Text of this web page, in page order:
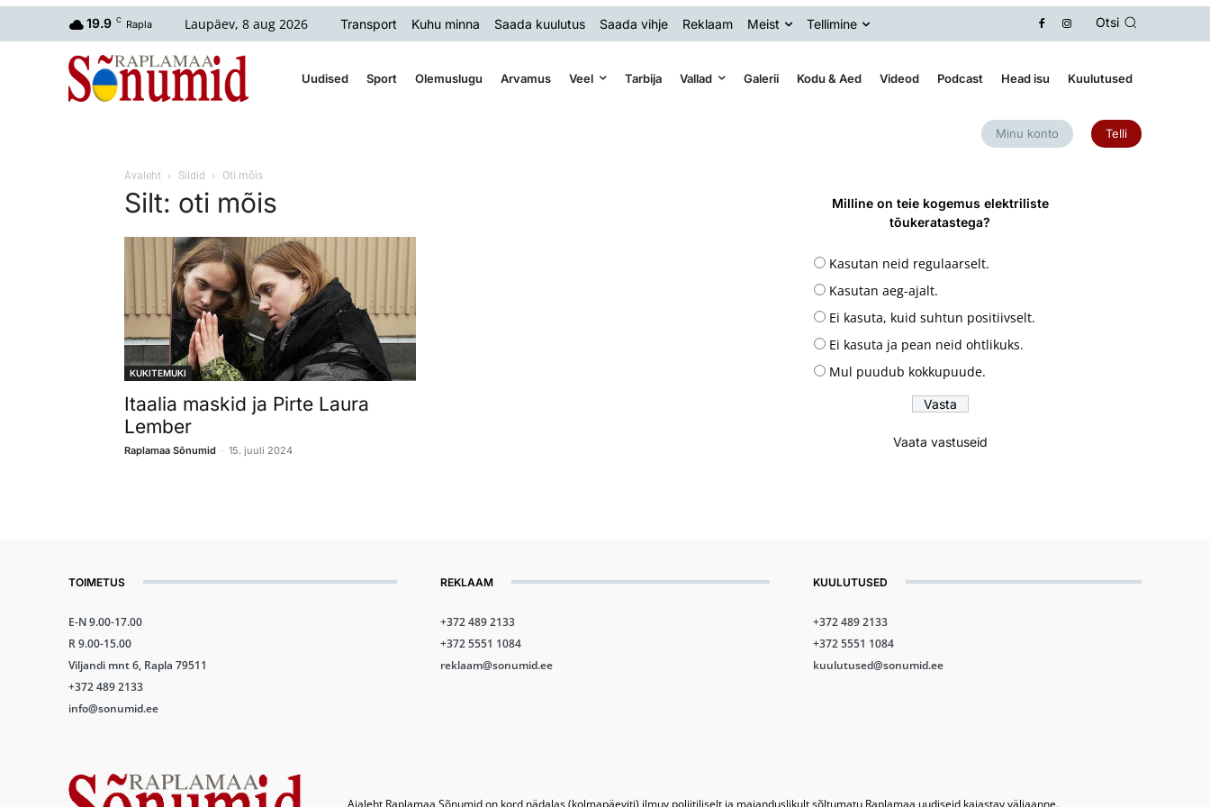
19.9 C Rapla Laupäev, 8 aug 2026 Transport Kuhu minna Saada kuulutus Saada vihje Reklaam Meist Tellimine Otsi
Uudised Sport Olemuslugu Arvamus Veel Tarbija Vallad Galerii Kodu & Aed Videod Podcast Head isu Kuulutused
Minu konto Telli
Avaleht Sildid Oti mõis
Silt: oti mõis
KUKITEMUKI
Itaalia maskid ja Pirte Laura
Lember
Raplamaa Sõnumid - 15. juuli 2024
Milline on teie kogemus elektriliste
tõukeratastega?
Kasutan neid regulaarselt.
Kasutan aeg-ajalt.
Ei kasuta, kuid suhtun positiivselt.
Ei kasuta ja pean neid ohtlikuks.
Mul puudub kokkupuude.
Vaata vastuseid
TOIMETUS
E-N 9.00-17.00
R 9.00-15.00
Viljandi mnt 6, Rapla 79511
+372 489 2133
info@sonumid.ee
REKLAAM
+372 489 2133
+372 5551 1084
reklaam@sonumid.ee
KUULUTUSED
+372 489 2133
+372 5551 1084
kuulutused@sonumid.ee
Ajaleht Raplamaa Sõnumid on kord nädalas (kolmapäeviti) ilmuv poliitiliselt ja majanduslikult sõltumatu Raplamaa uudiseid kajastav väljaanne.